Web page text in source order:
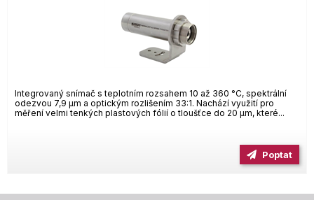
Integrovaný snímač s teplotním rozsahem 10 až 360 °C, spektrální
odezvou 7,9 µm a optickým rozlišením 33:1. Nachází využití pro
měření velmi tenkých plastových fólií o tloušťce do 20 µm, které...
Poptat